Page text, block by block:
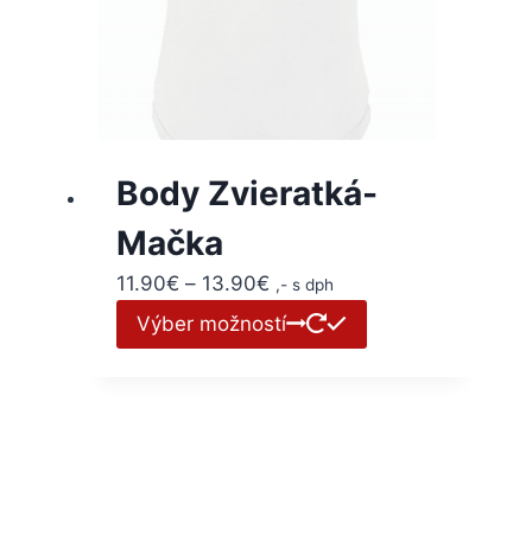
Body Zvieratká-
Mačka
11.90€ – 13.90€ ,- s dph
Výber možností